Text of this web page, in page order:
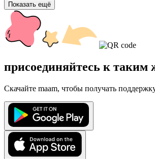
Показать ещё
присоединяйтесь к
Скачайте maam, чтобы получать